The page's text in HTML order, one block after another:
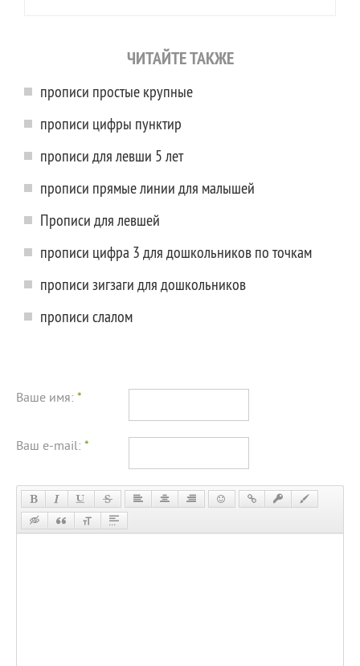
ЧИТАЙТЕ ТАКЖЕ
прописи простые крупные
прописи цифры пунктир
прописи для левши 5 лет
прописи прямые линии для малышей
Прописи для левшей
прописи цифра 3 для дошкольников по точкам
прописи зигзаги для дошкольников
прописи слалом
Ваше имя: *
Ваш e-mail: *